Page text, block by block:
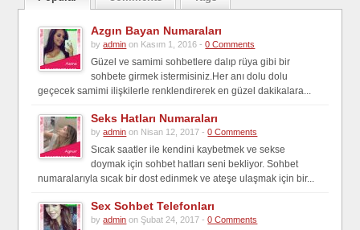
Azgın Bayan Numaraları
byadmin on Kasım 1, 2016 -0 Comments
Güzel ve samimi sohbetlere dalıp rüya gibi bir
sohbete girmek istermisiniz.Her anı dolu dolu
geçecek samimi ilişkilerle renklendirerek en güzel dakikalara...
Seks Hatları Numaraları
byadmin on Nisan 12, 2017 -0 Comments
Sıcak saatler ile kendini kaybetmek ve sekse
doymak için sohbet hatları seni bekliyor. Sohbet
numaralarıyla sıcak bir dost edinmek ve ateşe ulaşmak için bir...
Sex Sohbet Telefonları
byadmin on Şubat 24, 2017 -0 Comments